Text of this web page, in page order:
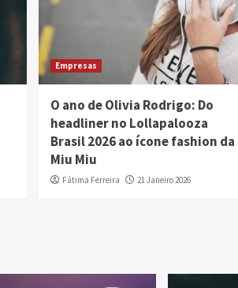
Empresas
O ano de Olivia Rodrigo: Do
headliner no Lollapalooza
Brasil 2026 ao ícone fashion da
Miu Miu
Fátima Ferreira 21 Janeiro 2026